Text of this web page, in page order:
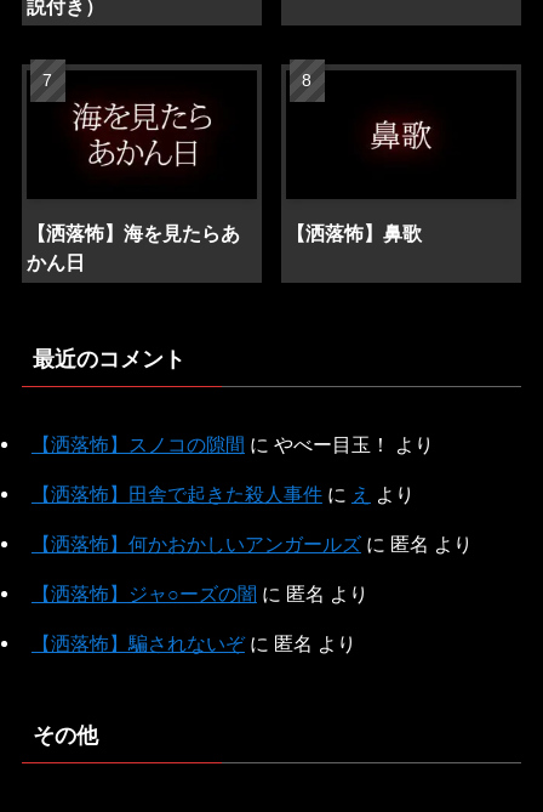
説付き）
【洒落怖】海を見たらあ
かん日
【洒落怖】鼻歌
最近のコメント
【洒落怖】スノコの隙間 に やべー目玉！ より
【洒落怖】田舎で起きた殺人事件に え より
【洒落怖】何かおかしいアンガールズに 匿名 より
【洒落怖】ジャ○ーズの闇 に 匿名 より
【洒落怖】騙されないぞに 匿名 より
その他